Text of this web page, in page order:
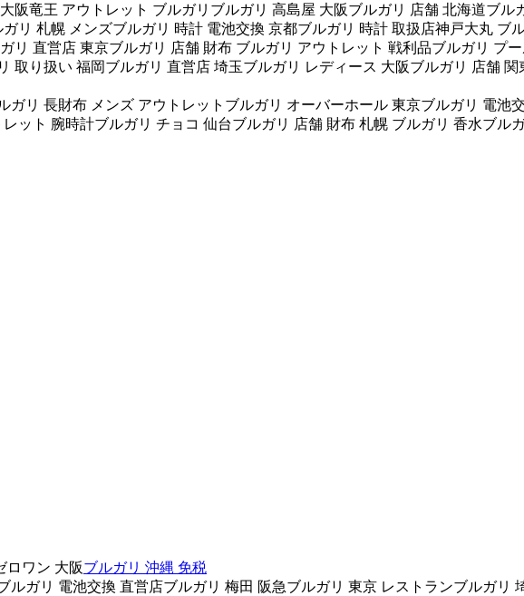
阪竜王 アウトレット ブルガリブルガリ 高島屋 大阪ブルガリ 店舗 北海道ブ
リ 札幌 メンズブルガリ 時計 電池交換 京都ブルガリ 時計 取扱店神戸大丸
リ 直営店 東京ブルガリ 店舗 財布 ブルガリ アウトレット 戦利品ブルガリ プ
取り扱い 福岡ブルガリ 直営店 埼玉ブルガリ レディース 大阪ブルガリ 店舗
ガリ 長財布 メンズ アウトレットブルガリ オーバーホール 東京ブルガリ 電池
ット 腕時計ブルガリ チョコ 仙台ブルガリ 店舗 財布 札幌 ブルガリ 香水ブル
ロワン 大阪ブルガリ 沖縄 免税
ルガリ 電池交換 直営店ブルガリ 梅田 阪急ブルガリ 東京 レストランブルガリ